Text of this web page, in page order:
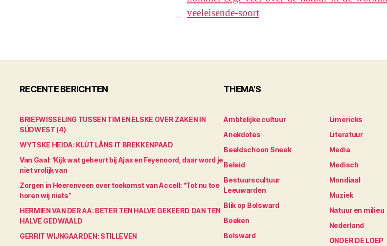
veeleisende-soort
RECENTE BERICHTEN
BRIEFWISSELING TUSSEN TIM EN ELSKE OVER ZAKEN IN
SÚDWEST (4)
WYTSKE HEIDA: KLÚT LÂNS IT BREKKENPAAD
Van Gaal: ‘Kijk wat gebeurt bij Ajax en Feyenoord, daar word je
niet vrolijk van
Zorgen in Heerenveen over toekomst van Accell: “Tot nu toe
horen wij niets”
HERMIEN VAN DER AA: BETER TEN HALVE GEKEERD DAN TEN
HALVE GEDWAALD
GERRIT WIJNGAARDEN: STILLEVEN
THEMA'S
Ambtelijke cultuur
Anekdotes
Beeldschoon Sneek
Beleid
Bestuurscultuur
Leeuwarden
Blik op Bolsward
Boeken
Bolsward
Limericks
Literatuur
Media
Medisch
Mondiaal
Muziek
Natuur en milieu
Nederland
ONDER DE LOEP